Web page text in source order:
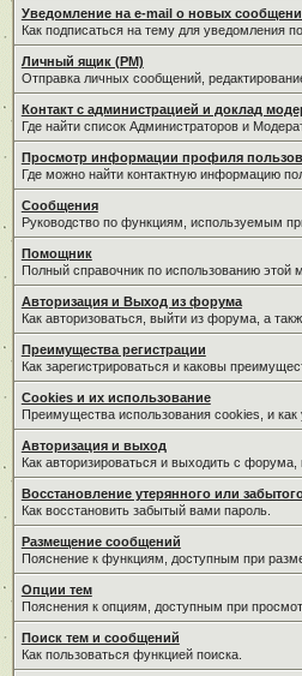
Уведомление на e-mail о новых
Как подписаться на тему для уведомления
Личный ящик (PM)
Отправка личных сообщений,
Контакт с администрацией и доклад
Где найти список Администраторов и
Просмотр информации профиля
Где можно найти контактную информацию
Сообщения
Руководство по функциям, используемым
Помощник
Полный справочник по использованию этой
Авторизация и Выход из форума
Как авторизоваться, выйти из форума, а
Преимущества регистрации
Как зарегистрироваться и каковы
Cookies и их использование
Преимущества использования cookies, и
Авторизация и выход
Как авторизироваться и выходить с
Восстановление утерянного или
Как восстановить забытый вами пароль.
Размещение сообщений
Пояснение к функциям, доступным при
Опции тем
Пояснения к опциям, доступным при
Поиск тем и сообщений
Как пользоваться функцией поиска.